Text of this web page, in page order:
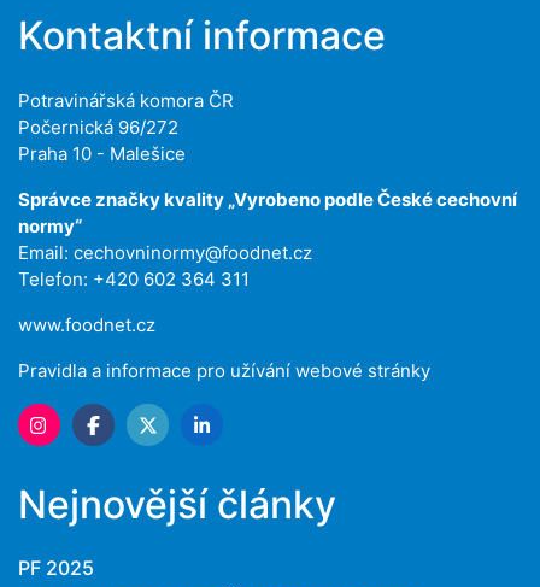
Kontaktní informace
Potravinářská komora ČR
Počernická 96/272
Praha 10 - Malešice
Správce značky kvality „Vyrobeno podle České cechovní
normy“
Email: cechovninormy@foodnet.cz
Telefon: +420 602 364 311
www.foodnet.cz
Pravidla a informace pro užívání webové stránky
Nejnovější články
PF 2025